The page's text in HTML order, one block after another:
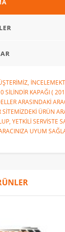
SİLİNDİR KAPAĞI (
ARASINDAKİ
SİTEMİZDEKİ ÜRÜN
YETKİLİ SERVİSTE
UYUM